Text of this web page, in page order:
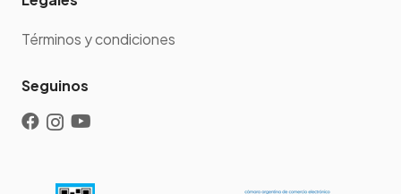
Términos y condiciones
Seguinos